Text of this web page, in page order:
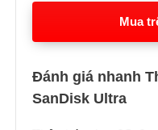
Mua
Đánh giá nhanh
SanDisk Ultra